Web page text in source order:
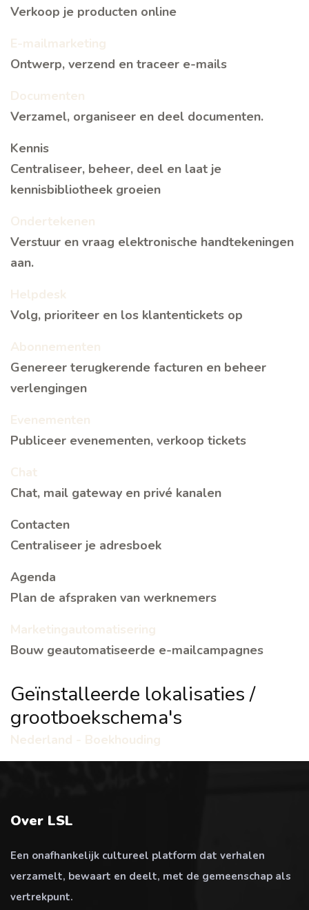
Verkoop je producten online
E-mailmarketing
Ontwerp, verzend en traceer e-mails
Documenten
Verzamel, organiseer en deel documenten.
Kennis
Centraliseer, beheer, deel en laat je
kennisbibliotheek groeien
Ondertekenen
Verstuur en vraag elektronische handtekeningen
aan.
Helpdesk
Volg, prioriteer en los klantentickets op
Abonnementen
Genereer terugkerende facturen en beheer
verlengingen
Evenementen
Publiceer evenementen, verkoop tickets
Chat
Chat, mail gateway en privé kanalen
Contacten
Centraliseer je adresboek
Agenda
Plan de afspraken van werknemers
Marketingautomatisering
Bouw geautomatiseerde e-mailcampagnes
Geïnstalleerde lokalisaties /
grootboekschema's
Nederland - Boekhouding
Over LSL
Een onafhankelijk cultureel platform dat verhalen
verzamelt, bewaart en deelt, met de gemeenschap als
vertrekpunt.